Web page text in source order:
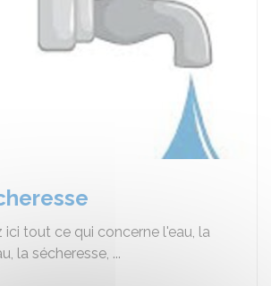
ici tout ce qui concerne l'eau, la
la sécheresse, ...